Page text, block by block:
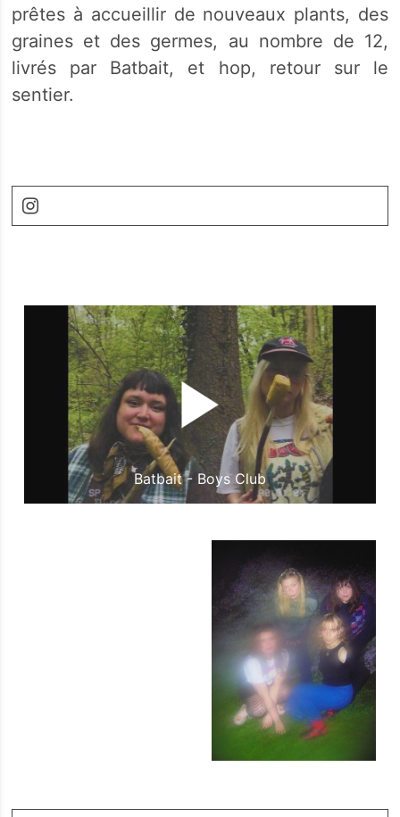
prêtes à accueillir de nouveaux plants, des
graines et des germes, au nombre de 12,
livrés par Batbait, et hop, retour sur le
sentier.
Batbait - Boys Club